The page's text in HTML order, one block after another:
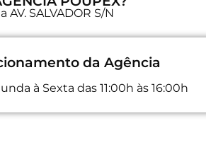
SALVADOR S/N
da Agência
à Sexta das 11:00h às 16:00h